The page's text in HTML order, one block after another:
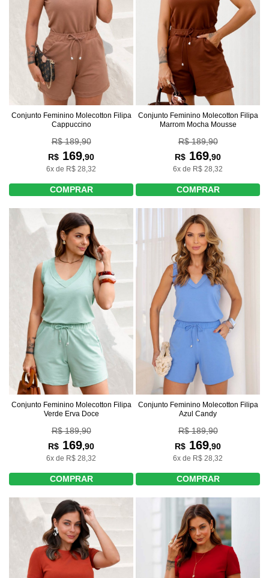
Conjunto Feminino Molecotton Filipa
Cappuccino
R$ 189,90
R$ 169,90
6x de R$ 28,32
COMPRAR
Conjunto Feminino Molecotton Filipa
Marrom Mocha Mousse
R$ 189,90
R$ 169,90
6x de R$ 28,32
COMPRAR
Conjunto Feminino Molecotton Filipa
Verde Erva Doce
R$ 189,90
R$ 169,90
6x de R$ 28,32
COMPRAR
Conjunto Feminino Molecotton Filipa
Azul Candy
R$ 189,90
R$ 169,90
6x de R$ 28,32
COMPRAR